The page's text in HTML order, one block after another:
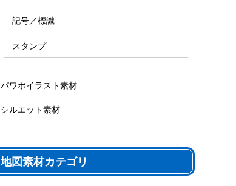
記号／標識
スタンプ
パワポイラスト素材
シルエット素材
地図素材カテゴリ